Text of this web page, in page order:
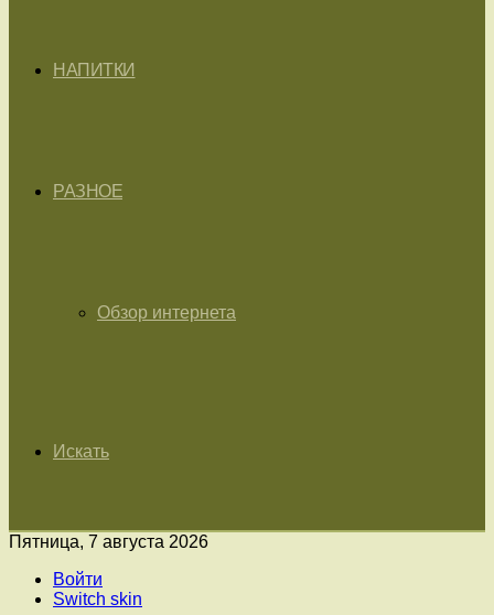
НАПИТКИ
РАЗНОЕ
Обзор интернета
Искать
Пятница, 7 августа 2026
Войти
Switch skin